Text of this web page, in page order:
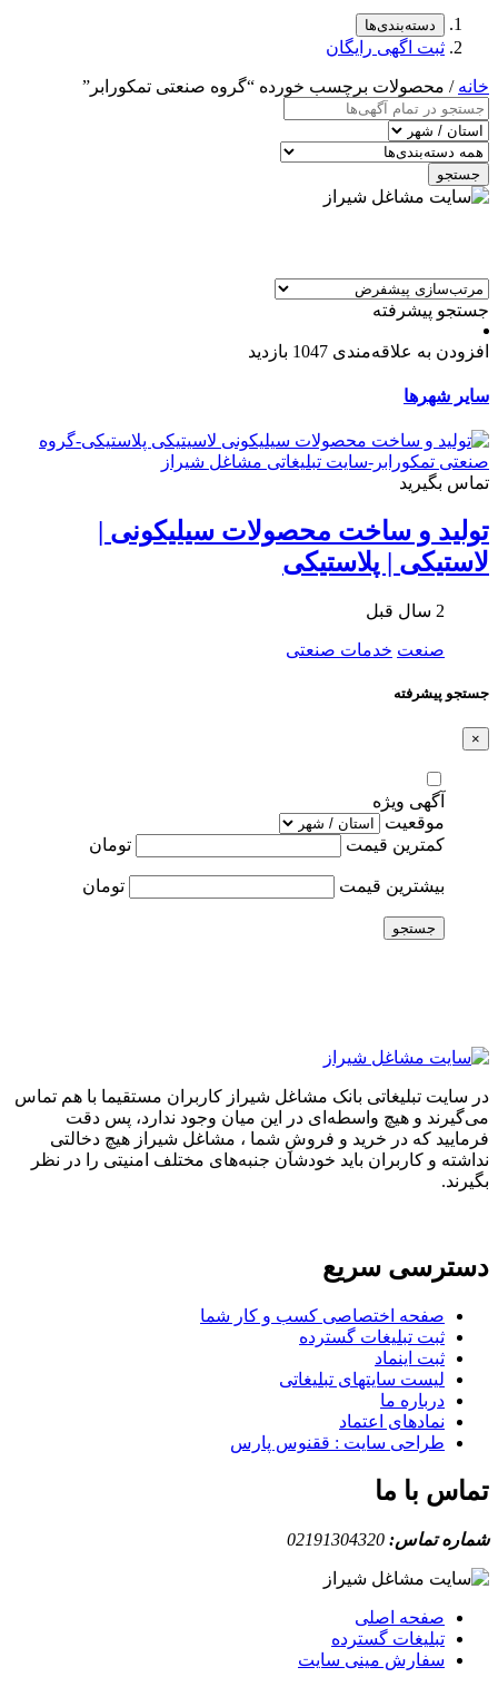
دسته‌بندی‌ها
ثبت اگهی رایگان
خانه / محصولات برچسب خورده “گروه صنعتی تمکورابر”
جستجو
جستجو پیشرفته
افزودن به علاقه‌مندی 1047 بازدید
سایر شهرها
تماس بگیرید
تولید و ساخت محصولات سیلیکونی |
لاستیکی | پلاستیکی
2 سال قبل
صنعت خدمات صنعتی
جستجو پیشرفته
×
آگهی ویژه
موقعیت
کمترین قیمت
تومان
بیشترین قیمت تومان
جستجو
در سایت تبلیغاتی بانک مشاغل شیراز کاربران مستقیما با هم تماس
می‌گیرند و هیچ واسطه‌ای در این میان وجود ندارد، پس دقت
فرمایید که در خرید و فروشِ شما ، مشاغل شیراز هیچ دخالتی
نداشته و کاربران باید خودشان جنبه‌های مختلف امنیتی را در نظر
بگیرند.
دسترسی سریع
صفحه اختصاصی کسب و کار شما
ثبت تبلیغات گسترده
ثبت اینماد
لیست سایتهای تبلیغاتی
درباره ما
نمادهای اعتماد
طراحی سایت : ققنوس پارس
تماس با ما
شماره تماس: 02191304320
صفحه اصلی
تبلیغات گسترده
سفارش مینی سایت